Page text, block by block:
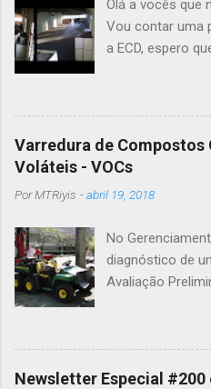
Olá a vocês que
Vou contar uma
a ECD, espero
anos, em 31/
galpão que nos
todo. Somos
proporcionou,
tivemos que ir
nossos ideais e
fizemos nossas
elas sempre
acima da
histórico
basicamente
Varredura de Compostos
Voláteis - VOCs
PorMTRiyis -abril 19, 2018
No
diagnóstico de
Avaliação
Investigação
conta, para
solo, água
Newsletter Especial #200